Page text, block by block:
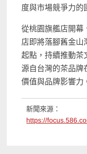
度與市場競爭力的
從桃園旗艦店開幕
店即將落腳舊金山
起點，持續推動茶
源自台灣的茶品牌
價值與品牌影響力
新聞來源：
https://